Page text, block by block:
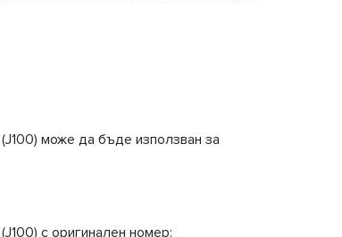
може да бъде използван за
с оригинален номер: